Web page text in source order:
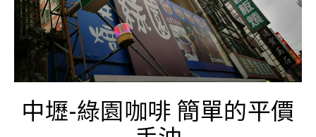
中壢-綠園咖啡 簡單的平價